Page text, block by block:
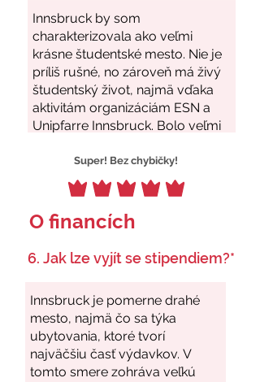
Super! Bez chybičky!
O financích
6. Jak lze vyjít se stipendiem?*